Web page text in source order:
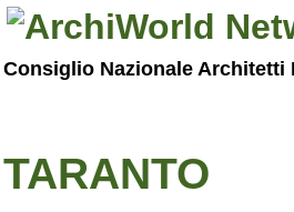
Consiglio Nazionale
TARANTO